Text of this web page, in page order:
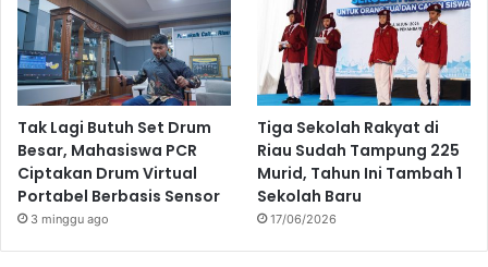
Tak Lagi Butuh Set Drum
Besar, Mahasiswa PCR
Ciptakan Drum Virtual
Portabel Berbasis Sensor
3 minggu ago
Tiga Sekolah Rakyat di
Riau Sudah Tampung 225
Murid, Tahun Ini Tambah 1
Sekolah Baru
17/06/2026